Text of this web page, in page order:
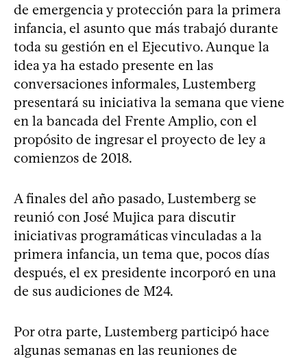
de emergencia y protección para la primera
infancia, el asunto que más trabajó durante
toda su gestión en el Ejecutivo. Aunque la
idea ya ha estado presente en las
conversaciones informales, Lustemberg
presentará su iniciativa la semana que viene
en la bancada del Frente Amplio, con el
propósito de ingresar el proyecto de ley a
comienzos de 2018.
A finales del año pasado, Lustemberg se
reunió con José Mujica para discutir
iniciativas programáticas vinculadas a la
primera infancia, un tema que, pocos días
después, el ex presidente incorporó en una
de sus audiciones de M24.
Por otra parte, Lustemberg participó hace
algunas semanas en las reuniones de